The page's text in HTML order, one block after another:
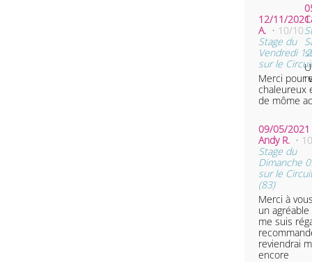
12/11/2021
A. • 10/10
Stage du
Vendredi
sur le
Merci pour
chaleureux
de môme
09/05/2021
Andy R. •
Stage du
Dimanche
sur le
(83)
Merci à
un
me suis
reviendrai
encore